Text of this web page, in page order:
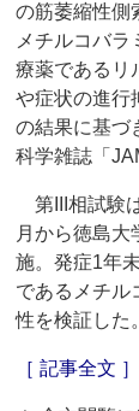
の筋萎縮性側
メチルコバ
療薬であるリ
や症状の進行
の結果に基づ
科学雑誌「
第III相試験
月から徳島大
施。発症1年
であるメチル
性を検証した。
［ 記事全文 ］